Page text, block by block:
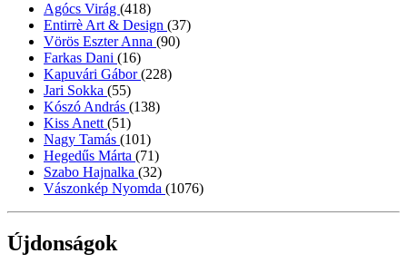
Agócs Virág (418)
Entirrè Art & Design (37)
Vörös Eszter Anna (90)
Farkas Dani (16)
Kapuvári Gábor(228)
Jari Sokka (55)
Kószó András (138)
Kiss Anett (51)
Nagy Tamás (101)
Hegedűs Márta (71)
Szabo Hajnalka (32)
Vászonkép Nyomda (1076)
Újdonságok